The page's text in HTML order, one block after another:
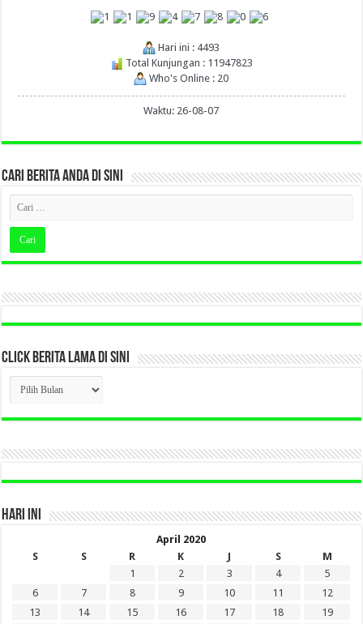
Hari ini : 4493
Total Kunjungan : 11947823
Who's Online : 20
Waktu: 26-08-07
CARI BERITA ANDA DI SINI
CLICK BERITA LAMA DI SINI
CLICK
BERITA
LAMA
DI
HARI INI
April 2020
S
S R K J S
M
1
2 3 4
5
6
7 8 9 10 11
12
13
14 15 16 17 18
19